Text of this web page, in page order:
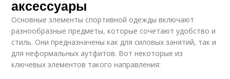
аксессуары
Основные элементы спортивной одежды включают
разнообразные предметы, которые сочетают удобство и
стиль. Они предназначены как для силовых занятий, так и
для неформальных аутфитов. Вот некоторые из
ключевых элементов такого направления: